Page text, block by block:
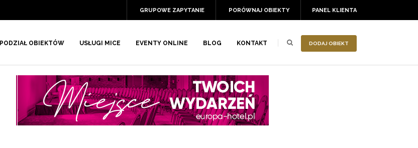
PANEL KLIENTA
PORÓWNAJ OBIEKTY
GRUPOWE ZAPYTANIE
DODAJ OBIEKT
PODZIAŁ OBIEKTÓW USŁUGI MICE EVENTY ONLINE BLOG KONTAKT